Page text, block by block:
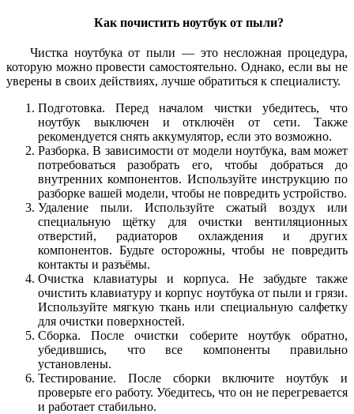
Как почистить ноутбук от пыли?
Чистка ноутбука от пыли — это несложная процедура,
которую можно провести самостоятельно. Однако, если вы не
уверены в своих действиях, лучше обратиться к специалисту.
Подготовка. Перед началом чистки убедитесь, что
ноутбук выключен и отключён от сети. Также
рекомендуется снять аккумулятор, если это возможно.
Разборка. В зависимости от модели ноутбука, вам может
потребоваться разобрать его, чтобы добраться до
внутренних компонентов. Используйте инструкцию по
разборке вашей модели, чтобы не повредить устройство.
Удаление пыли. Используйте сжатый воздух или
специальную щётку для очистки вентиляционных
отверстий, радиаторов охлаждения и других
компонентов. Будьте осторожны, чтобы не повредить
контакты и разъёмы.
Очистка клавиатуры и корпуса. Не забудьте также
очистить клавиатуру и корпус ноутбука от пыли и грязи.
Используйте мягкую ткань или специальную салфетку
для очистки поверхностей.
Сборка. После очистки соберите ноутбук обратно,
убедившись, что все компоненты правильно
установлены.
Тестирование. После сборки включите ноутбук и
проверьте его работу. Убедитесь, что он не перегревается
и работает стабильно.